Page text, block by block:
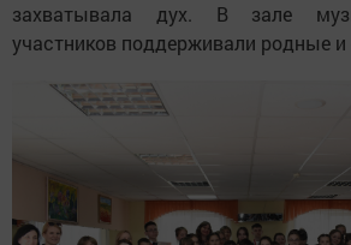
захватывала дух. В зале
участников поддерживали родные и